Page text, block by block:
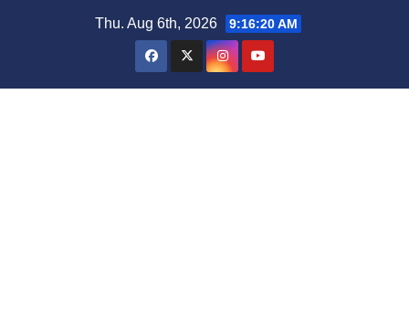
Thu. Aug 6th, 2026 9:16:21 AM